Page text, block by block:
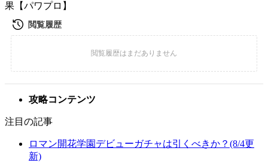
果【パワプロ】
攻略コンテンツ
注目の記事
ロマン開花学園デビューガチャは引くべきか？(8/4更
新)